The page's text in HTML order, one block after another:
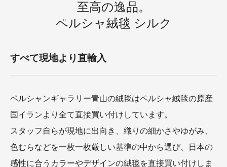
至高の逸品。
ペルシャ絨毯 シルク
すべて現地より直輸入
ペルシャンギャラリー青山の絨毯はペルシャ絨毯の原産
国イランより全て直接買い付けしています。
スタッフ自らが現地に出向き、織りの細かさやゆがみ、
色むらなどを一枚一枚厳しい基準の中から選び、日本の
感性に合うカラーやデザインの絨毯を直接買い付けしま